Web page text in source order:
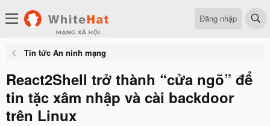
Đăng nhập
Tin tức An ninh mạng
React2Shell trở thành “cửa ngõ” để
tin tặc xâm nhập và cài backdoor
trên Linux